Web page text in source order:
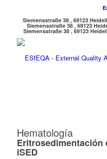
Siemensstraße 38 , 69123
Siemensstraße 38 , 69123
Siemensstraße 38 , 69123
Hematología
Eritrosedimentación
iSED